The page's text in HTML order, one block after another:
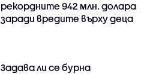
рекордните 942 млн. долара
заради вредите върху деца
Задава ли се бурна